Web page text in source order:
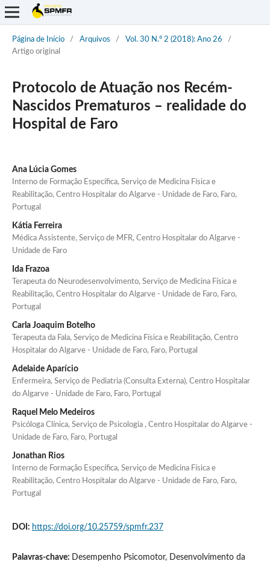
Página de Início / Arquivos / Vol. 30 N.º 2 (2018): Ano 26
/
Artigo original
Protocolo de Atuação nos Recém-
Nascidos Prematuros – realidade do
Hospital de Faro
Ana Lúcia Gomes
Interno de Formação Específica, Serviço de Medicina Física e
Reabilitação, Centro Hospitalar do Algarve - Unidade de Faro, Faro,
Portugal
Kátia Ferreira
Médica Assistente, Serviço de MFR, Centro Hospitalar do Algarve -
Unidade de Faro
Ida Frazoa
Terapeuta do Neurodesenvolvimento, Serviço de Medicina Física e
Reabilitação, Centro Hospitalar do Algarve - Unidade de Faro, Faro,
Portugal
Carla Joaquim Botelho
Terapeuta da Fala, Serviço de Medicina Física e Reabilitação, Centro
Hospitalar do Algarve - Unidade de Faro, Faro, Portugal
Adelaide Aparício
Enfermeira, Serviço de Pediatria (Consulta Externa), Centro Hospitalar
do Algarve - Unidade de Faro, Faro, Portugal
Raquel Melo Medeiros
Psicóloga Clínica, Serviço de Psicologia , Centro Hospitalar do Algarve -
Unidade de Faro, Faro, Portugal
Jonathan Rios
Interno de Formação Específica, Serviço de Medicina Física e
Reabilitação, Centro Hospitalar do Algarve - Unidade de Faro, Faro,
Portugal
DOI: https://doi.org/10.25759/spmfr.237
Palavras-chave: Desempenho Psicomotor, Desenvolvimento da